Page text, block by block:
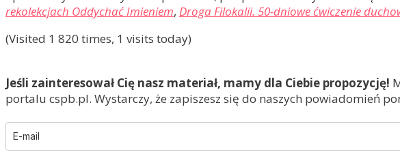
rekolekcjach Oddychać Imieniem, Droga Filokalii. 50-dniowe ćwiczenie
(Visited 1 820 times, 1 visits today)
Jeśli zainteresował Cię nasz materiał, mamy dla Ciebie propozycję!
portalu cspb.pl. Wystarczy, że zapiszesz się do naszych powiadomień